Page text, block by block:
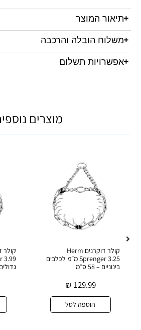
תיאור המוצר
משלוח הובלה והרכבה
אפשרויות תשלום
מוצרים
קולר דוקרנים Herm
Sprenger 3.25 מ״מ לכלבים
בינוניים – 58 ס״מ
129.99
₪
הוספה לסל